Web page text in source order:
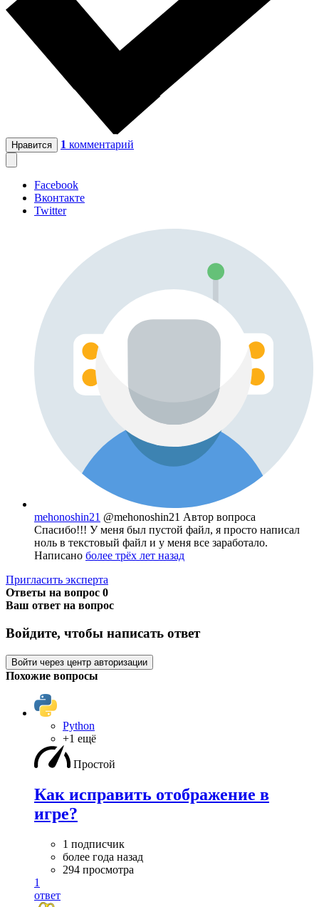
Нравится 1 комментарий
Facebook
Вконтакте
Twitter
mehonoshin21 @mehonoshin21 Автор вопроса
Спасибо!!! У меня был пустой файл, я просто написал
ноль в текстовый файл и у меня все заработало.
Написано более трёх лет назад
Пригласить эксперта
Ответы на вопрос 0
Ваш ответ на вопрос
Войдите, чтобы написать ответ
Войти через центр авторизации
Похожие вопросы
Python
+1 ещё
Простой
Как исправить отображение в
игре?
1 подписчик
более года назад
294 просмотра
1
ответ